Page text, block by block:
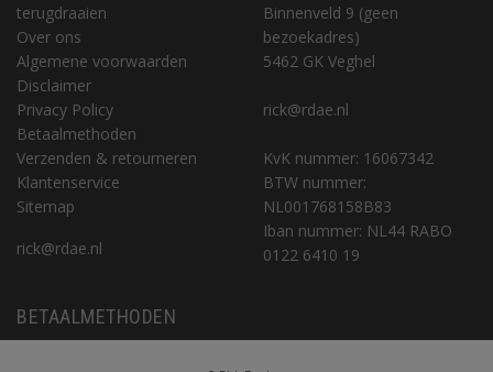
terugdraaien
Over ons
Algemene voorwaarden
Disclaimer
Privacy Policy
Betaalmethoden
Verzenden & retourneren
Klantenservice
Sitemap
rick@rdae.nl
Binnenveld 9 (geen
bezoekadres)
5462 GK Veghel
rick@rdae.nl
KvK nummer: 16067342
BTW nummer:
NL001768158B83
Iban nummer: NL44 RABO
0122 6410 19
BETAALMETHODEN